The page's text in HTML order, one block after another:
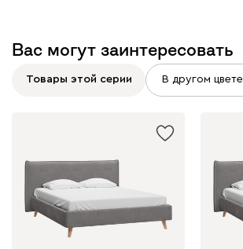
Вас могут заинтересовать
Товары этой серии В другом цвете